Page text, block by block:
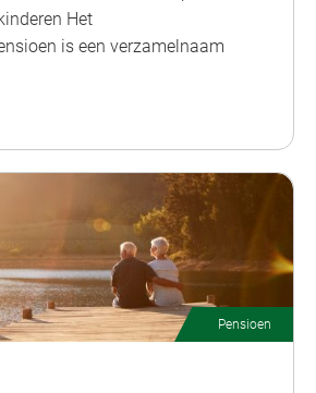
Het
is een verzamelnaam
Pensioen